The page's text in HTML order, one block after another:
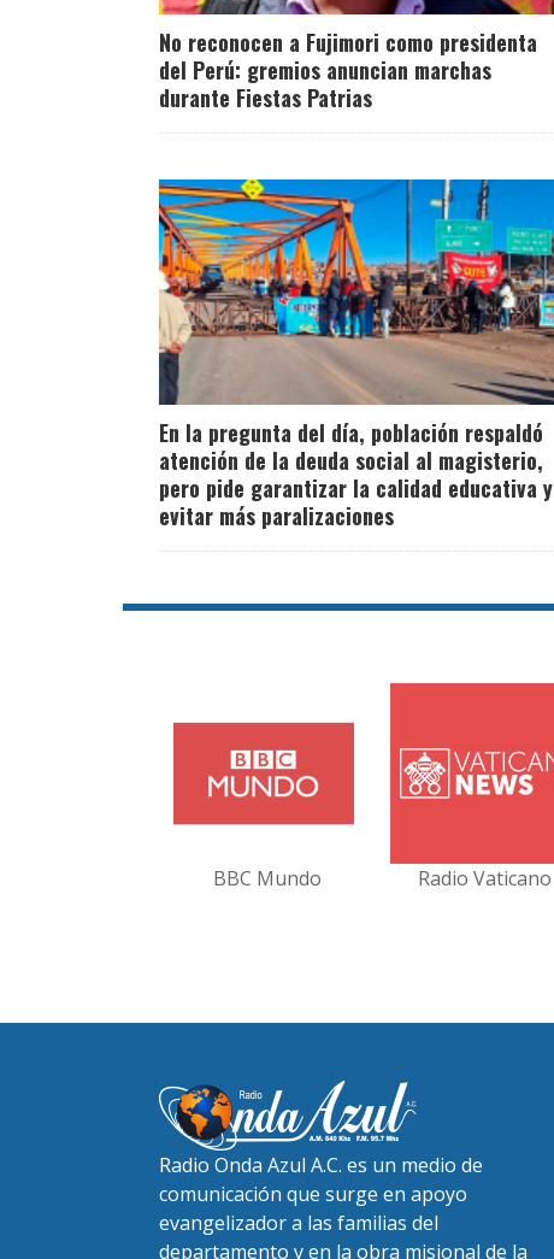
No reconocen a Fujimori como presidenta
del Perú: gremios anuncian marchas
durante Fiestas Patrias
En la pregunta del día, población respaldó
atención de la deuda social al magisterio,
pero pide garantizar la calidad educativa y
evitar más paralizaciones
BBC Mundo Radio Vaticano
Radio Onda Azul A.C. es un medio de
comunicación que surge en apoyo
evangelizador a las familias del
departamento y en la obra misional de la